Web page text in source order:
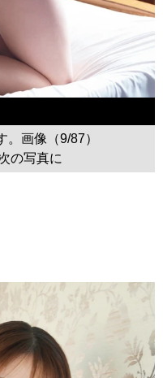
。画像（9/87）
の写真に